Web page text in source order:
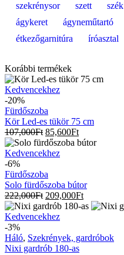
szekrénysor
szett szék
ágykeret
ágyneműtartó
étkezőgarnitúra
íróasztal
Korábbi termékek
Kör
Led-
es
tükör
75
cm
Kedvencekhez
-20%
Fürdőszoba
Kör Led-es tükör 75 cm
107,000Ft 85,600Ft
Solo
fürdőszoba
bútor
Kedvencekhez
-6%
Fürdőszoba
Solo fürdőszoba bútor
222,000Ft 209,000Ft
Nixi
gardrób
180-
as
Kedvencekhez
-3%
Háló, Szekrények, gardróbok
Nixi gardrób 180-as